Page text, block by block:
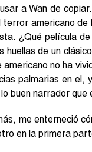
a Wan de
americano
¿Qué película
huellas de un
americano no ha
palmarias en el,
buen narrador
me enterneció
en la primera